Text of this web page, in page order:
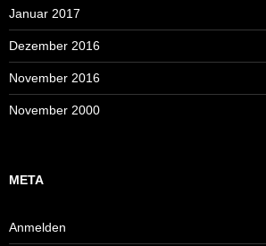
Januar 2017
Dezember 2016
November 2016
November 2000
META
Anmelden